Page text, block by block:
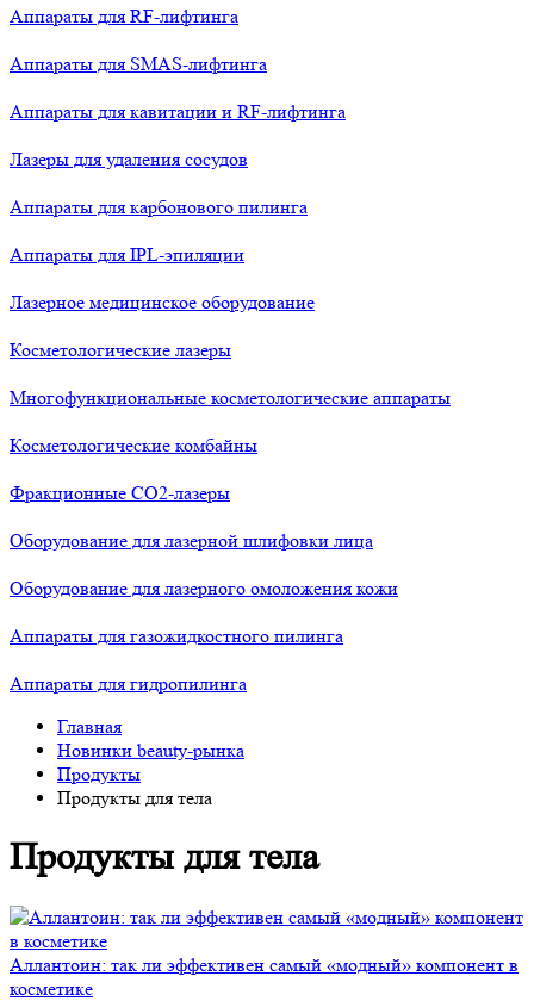
Аппараты для RF-лифтинга
Аппараты для SMAS-лифтинга
Аппараты для кавитации и RF-лифтинга
Лазеры для удаления сосудов
Аппараты для карбонового пилинга
Аппараты для IPL-эпиляции
Лазерное медицинское оборудование
Косметологические лазеры
Многофункциональные косметологические аппараты
Косметологические комбайны
Фракционные СО2-лазеры
Оборудование для лазерной шлифовки лица
Оборудование для лазерного омоложения кожи
Аппараты для газожидкостного пилинга
Аппараты для гидропилинга
Главная
Новинки beauty-рынка
Продукты
Продукты для тела
Продукты для тела
Аллантоин: так ли эффективен самый «модный» компонент в
косметике